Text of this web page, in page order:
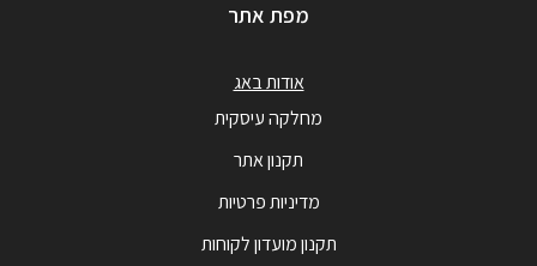
מפת אתר
אודות באג
מחלקה עיסקית
תקנון אתר
מדיניות פרטיות
תקנון מועדון לקוחות